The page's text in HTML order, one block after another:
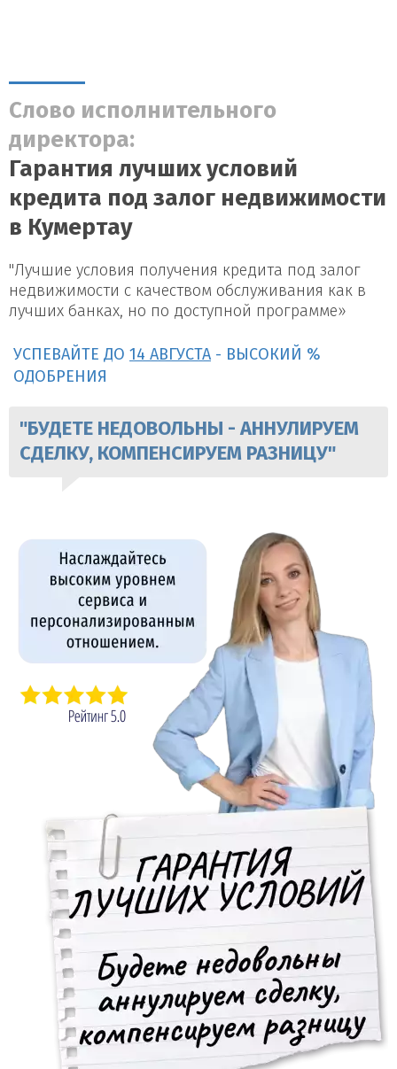
Слово исполнительного
директора:
Гарантия лучших условий
кредита под залог недвижимости
в Кумертау
"Лучшие условия получения кредита под залог
недвижимости с качеством обслуживания как в
лучших банках, но по доступной программе»
УСПЕВАЙТЕ ДО 14 АВГУСТА - ВЫСОКИЙ %
ОДОБРЕНИЯ
"БУДЕТЕ НЕДОВОЛЬНЫ - АННУЛИРУЕМ
СДЕЛКУ, КОМПЕНСИРУЕМ РАЗНИЦУ"